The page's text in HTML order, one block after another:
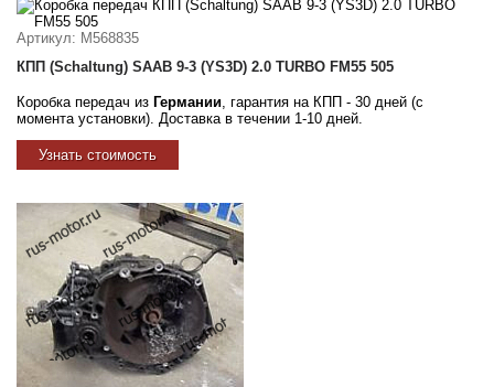
Артикул: M568835
КПП (Schaltung) SAAB 9-3 (YS3D) 2.0 TURBO FM55 505
Коробка передач из Германии , гарантия на КПП - 30 дней (с
момента установки). Доставка в течении 1-10 дней.
Узнать стоимость